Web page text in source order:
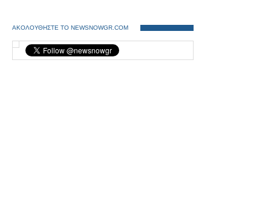
ΑΚΟΛΟΥΘΗΣΤΕ ΤΟ NEWSNOWGR.COM